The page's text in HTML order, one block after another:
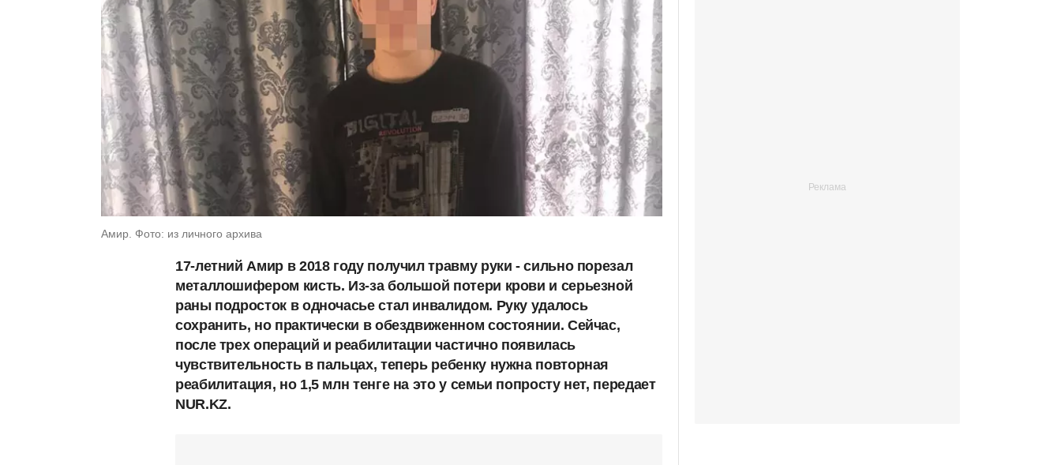
Амир. Фото: из личного архива
17-летний Амир в 2018 году получил травму руки - сильно порезал
металлошифером кисть. Из-за большой потери крови и серьезной
раны подросток в одночасье стал инвалидом. Руку удалось
сохранить, но практически в обездвиженном состоянии. Сейчас,
после трех операций и реабилитации частично появилась
чувствительность в пальцах, теперь ребенку нужна повторная
реабилитация, но 1,5 млн тенге на это у семьи попросту нет, передает
NUR.KZ.